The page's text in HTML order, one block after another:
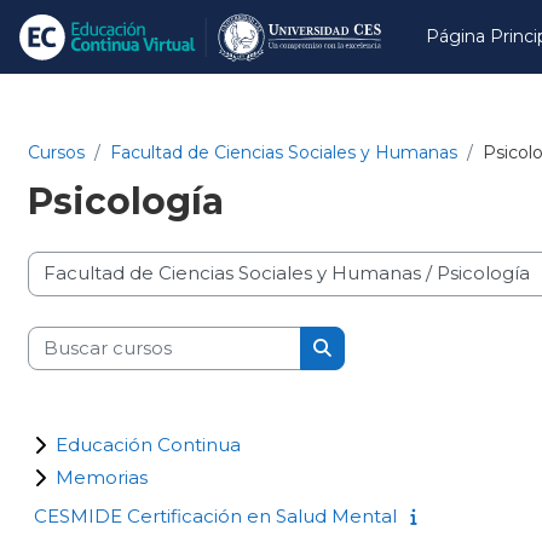
Salta al contenido principal
Página
Cursos Facultad de Ciencias Sociales y Humanas
Psicología
Categorías
Buscar cursos
Buscar cursos
Educación Continua
Memorias
CESMIDE Certificación en Salud Mental